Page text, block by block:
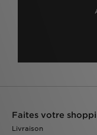
Faites votre
Livraison